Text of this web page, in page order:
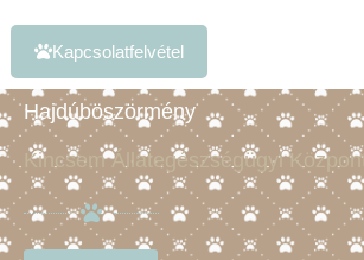
Kapcsolatfelvétel
Hajdúböszörmény
Kincsem Állategészségügyi Központ